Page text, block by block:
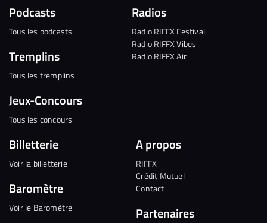
Podcasts
Tous les podcasts
Tremplins
Tous les tremplins
Jeux-Concours
Tous les concours
Radios
Radio RIFFX Festival
Radio RIFFX Vibes
Radio RIFFX Air
Billetterie
Voir la billetterie
Baromètre
Voir le Baromètre
A propos
RIFFX
Crédit Mutuel
Contact
Partenaires